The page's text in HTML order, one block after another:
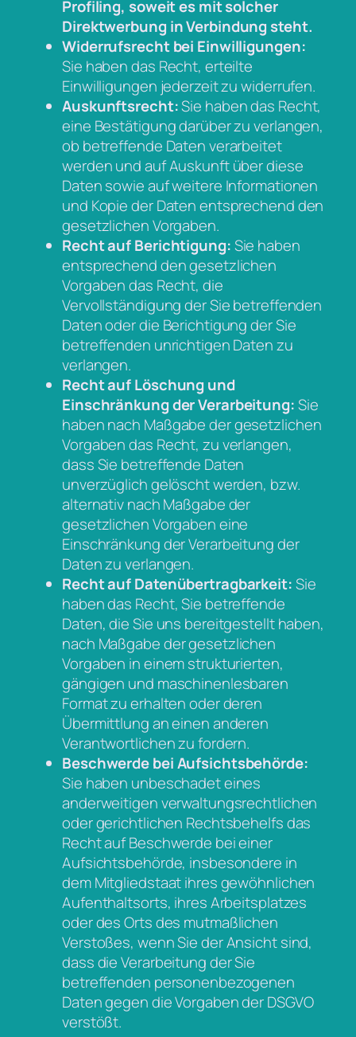
Profiling, soweit es mit solcher
Direktwerbung in Verbindung steht.
Widerrufsrecht bei Einwilligungen:
Sie haben das Recht, erteilte
Einwilligungen jederzeit zu widerrufen.
Auskunftsrecht:Sie haben das Recht,
eine Bestätigung darüber zu verlangen,
ob betreffende Daten verarbeitet
werden und auf Auskunft über diese
Daten sowie auf weitere Informationen
und Kopie der Daten entsprechend den
gesetzlichen Vorgaben.
Recht auf Berichtigung:Sie haben
entsprechend den gesetzlichen
Vorgaben das Recht, die
Vervollständigung der Sie betreffenden
Daten oder die Berichtigung der Sie
betreffenden unrichtigen Daten zu
verlangen.
Recht auf Löschung und
Einschränkung der Verarbeitung:Sie
haben nach Maßgabe der gesetzlichen
Vorgaben das Recht, zu verlangen,
dass Sie betreffende Daten
unverzüglich gelöscht werden, bzw.
alternativ nach Maßgabe der
gesetzlichen Vorgaben eine
Einschränkung der Verarbeitung der
Daten zu verlangen.
Recht auf Datenübertragbarkeit:Sie
haben das Recht, Sie betreffende
Daten, die Sie uns bereitgestellt haben,
nach Maßgabe der gesetzlichen
Vorgaben in einem strukturierten,
gängigen und maschinenlesbaren
Format zu erhalten oder deren
Übermittlung an einen anderen
Verantwortlichen zu fordern.
Beschwerde bei Aufsichtsbehörde:
Sie haben unbeschadet eines
anderweitigen verwaltungsrechtlichen
oder gerichtlichen Rechtsbehelfs das
Recht auf Beschwerde bei einer
Aufsichtsbehörde, insbesondere in
dem Mitgliedstaat ihres gewöhnlichen
Aufenthaltsorts, ihres Arbeitsplatzes
oder des Orts des mutmaßlichen
Verstoßes, wenn Sie der Ansicht sind,
dass die Verarbeitung der Sie
betreffenden personenbezogenen
Daten gegen die Vorgaben der DSGVO
verstößt.